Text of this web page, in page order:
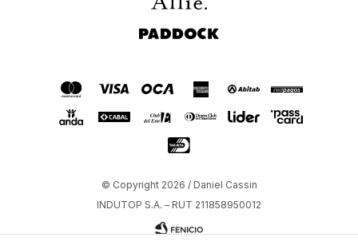
Paddock
© Copyright 2026 / Daniel Cassin
INDUTOP S.A. – RUT 211858950012